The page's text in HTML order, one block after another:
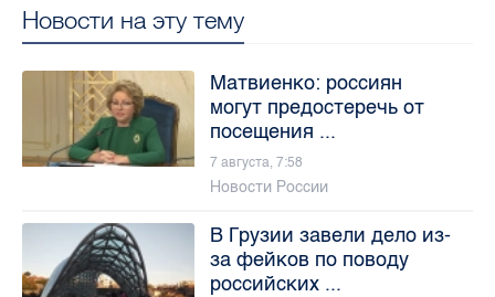
Новости на эту тему
Матвиенко: россиян
могут предостеречь от
посещения ...
7 августа, 7:58
Новости России
В Грузии завели дело из-
за фейков по поводу
российских ...